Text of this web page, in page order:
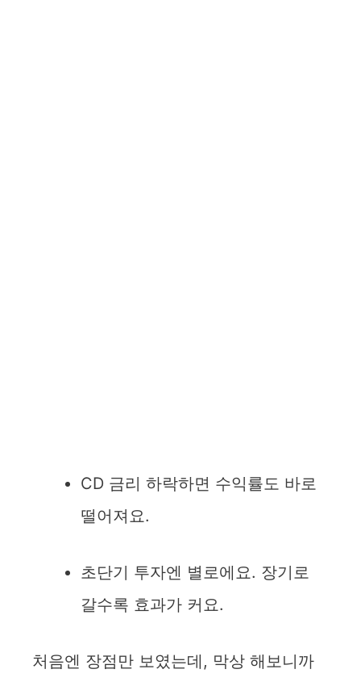
CD 금리 하락하면 수익률도 바로
떨어져요.
초단기 투자엔 별로에요. 장기로
갈수록 효과가 커요.
처음엔 장점만 보였는데, 막상 해보니까